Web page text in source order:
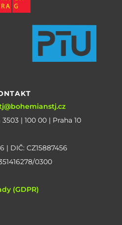
| 100 00 | Praha 10
| DIČ: CZ15887456
0300
(GDPR)